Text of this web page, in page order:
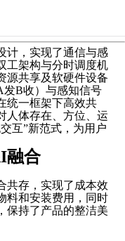
计，实现了通信与感
工架构与分时调度机
源共享及软硬件设备
B收）与感知信号
统一框架下高效共
人体存在、方位、运
互”新范式，为用户
融合
共存，实现了成本效
料和安装费用，同时
保持了产品的整洁美